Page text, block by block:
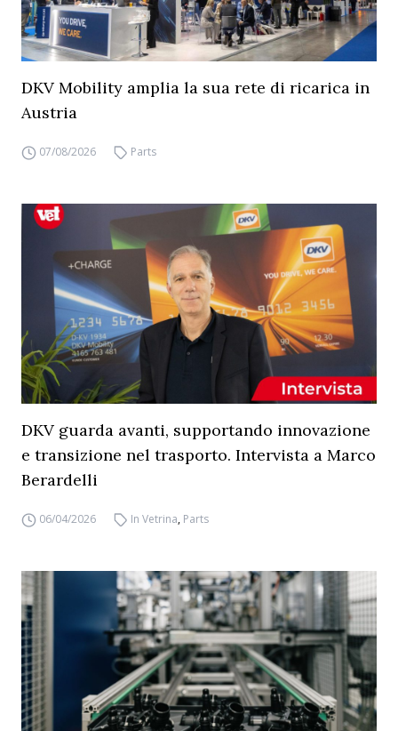
DKV Mobility amplia la sua rete di ricarica in
Austria
07/08/2026 Parts
DKV guarda avanti, supportando innovazione
e transizione nel trasporto. Intervista a Marco
Berardelli
06/04/2026 In Vetrina, Parts